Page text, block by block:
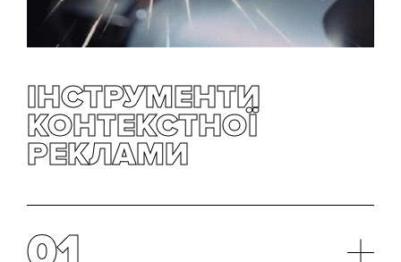
ІНСТРУМЕНТИ
КОНТЕКСТНОЇ
РЕКЛАМИ